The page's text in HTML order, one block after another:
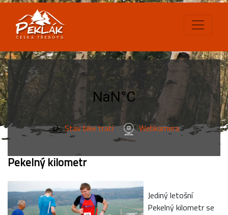
Stav bike tratí Webkamera
Pekelný kilometr
Jediný letošní
Pekelný kilometr se